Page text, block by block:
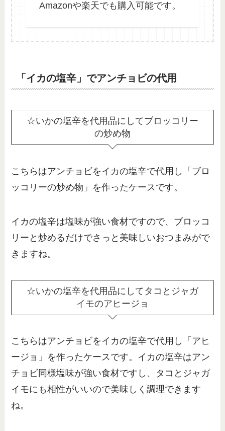
Amazonや楽天でも購入可能です。
「イカの塩辛」でアンチョビの代用
☆いかの塩辛を代用品にしてブロッコリー
の炒め物
こちらはアンチョビをイカの塩辛で代用し「ブロ
ッコリーの炒め物」を作ったケースです。
イカの塩辛は塩味が強い食材ですので、ブロッコ
リーと炒めるだけでさっと美味しいおつまみがで
きますね。
☆いかの塩辛を代用品にしてタコとジャガ
イモのアヒージョ
こちらはアンチョビをイカの塩辛で代用し「アヒ
ージョ」を作ったケースです。イカの塩辛はアン
チョビ同様塩味が強い食材ですし、タコとジャガ
イモにも相性がいいので美味しく調理できます
ね。